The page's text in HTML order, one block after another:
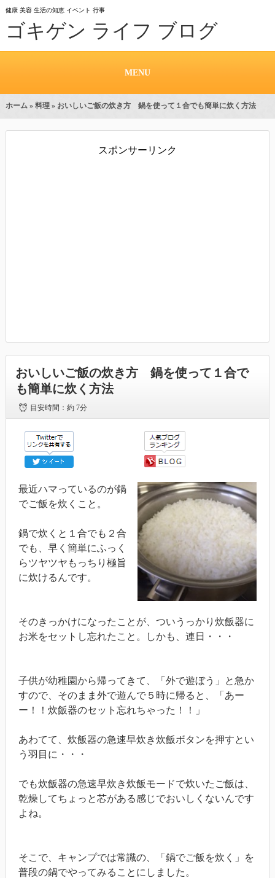
健康 美容 生活の知恵 イベント 行事
ゴキゲン ライフ ブログ
MENU
ホーム» 料理» おいしいご飯の炊き方 鍋を使って１合でも簡単に炊く方法
スポンサーリンク
おいしいご飯の炊き方 鍋を使って１合で
も簡単に炊く方法
目安時間：約 7分
最近ハマっているのが鍋
でご飯を炊くこと。
鍋で炊くと１合でも２合
でも、早く簡単にふっく
らツヤツヤもっちり極旨
に炊けるんです。
そのきっかけになったことが、ついうっかり炊飯器に
お米をセットし忘れたこと。しかも、連日・・・
子供が幼稚園から帰ってきて、「外で遊ぼう」と急か
すので、そのまま外で遊んで５時に帰ると、「あー
ー！！炊飯器のセット忘れちゃった！！」
あわてて、炊飯器の急速早炊き炊飯ボタンを押すとい
う羽目に・・・
でも炊飯器の急速早炊き炊飯モードで炊いたご飯は、
乾燥してちょっと芯がある感じでおいしくないんです
よね。
そこで、キャンプでは常識の、「鍋でご飯を炊く」を
普段の鍋でやってみることにしました。